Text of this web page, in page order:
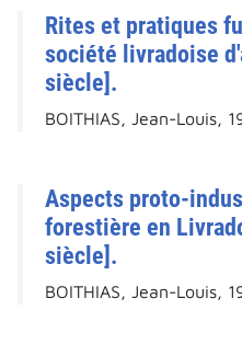
Rites et pratiques
société livradoise
siècle].
BOITHIAS, Jean-Louis,
Aspects proto-
forestière en
siècle].
BOITHIAS, Jean-Louis,